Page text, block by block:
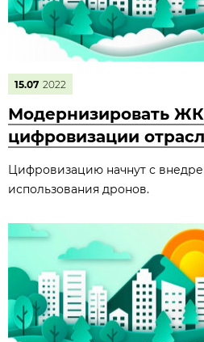
15.07 2022
Модернизировать
цифровизации
Цифровизацию начнут с
использования дронов.